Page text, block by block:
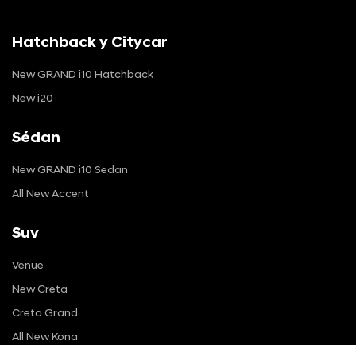
Hatchback y Citycar
New GRAND i10 Hatchback
New i20
Sédan
New GRAND i10 Sedan
All New Accent
Suv
Venue
New Creta
Creta Grand
All New Kona